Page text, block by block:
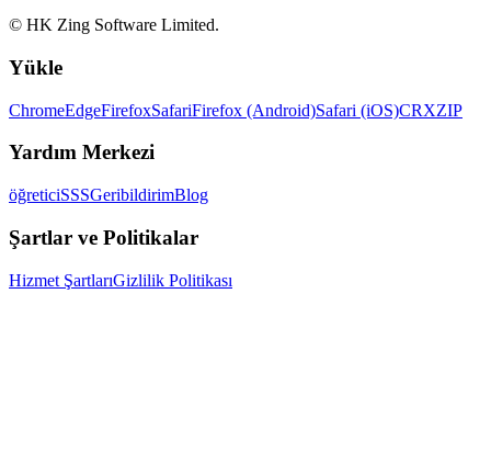
© HK Zing Software Limited.
Yükle
ChromeEdgeFirefoxSafariFirefox (Android)Safari (iOS)CRXZIP
Yardım Merkezi
öğreticiSSSGeribildirimBlog
Şartlar ve Politikalar
Hizmet ŞartlarıGizlilik Politikası